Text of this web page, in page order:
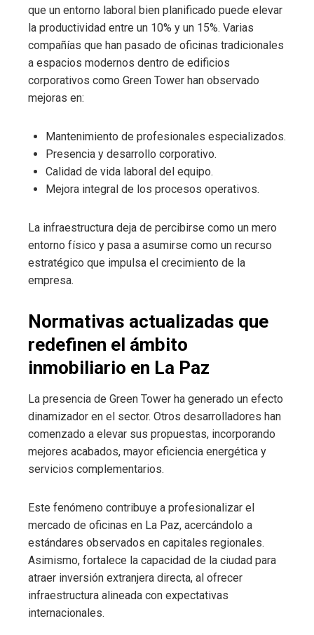
que un entorno laboral bien planificado puede elevar
la productividad entre un 10% y un 15%. Varias
compañías que han pasado de oficinas tradicionales
a espacios modernos dentro de edificios
corporativos como Green Tower han observado
mejoras en:
Mantenimiento de profesionales especializados.
Presencia y desarrollo corporativo.
Calidad de vida laboral del equipo.
Mejora integral de los procesos operativos.
La infraestructura deja de percibirse como un mero
entorno físico y pasa a asumirse como un recurso
estratégico que impulsa el crecimiento de la
empresa.
Normativas actualizadas que
redefinen el ámbito
inmobiliario en La Paz
La presencia de Green Tower ha generado un efecto
dinamizador en el sector. Otros desarrolladores han
comenzado a elevar sus propuestas, incorporando
mejores acabados, mayor eficiencia energética y
servicios complementarios.
Este fenómeno contribuye a profesionalizar el
mercado de oficinas en La Paz, acercándolo a
estándares observados en capitales regionales.
Asimismo, fortalece la capacidad de la ciudad para
atraer inversión extranjera directa, al ofrecer
infraestructura alineada con expectativas
internacionales.